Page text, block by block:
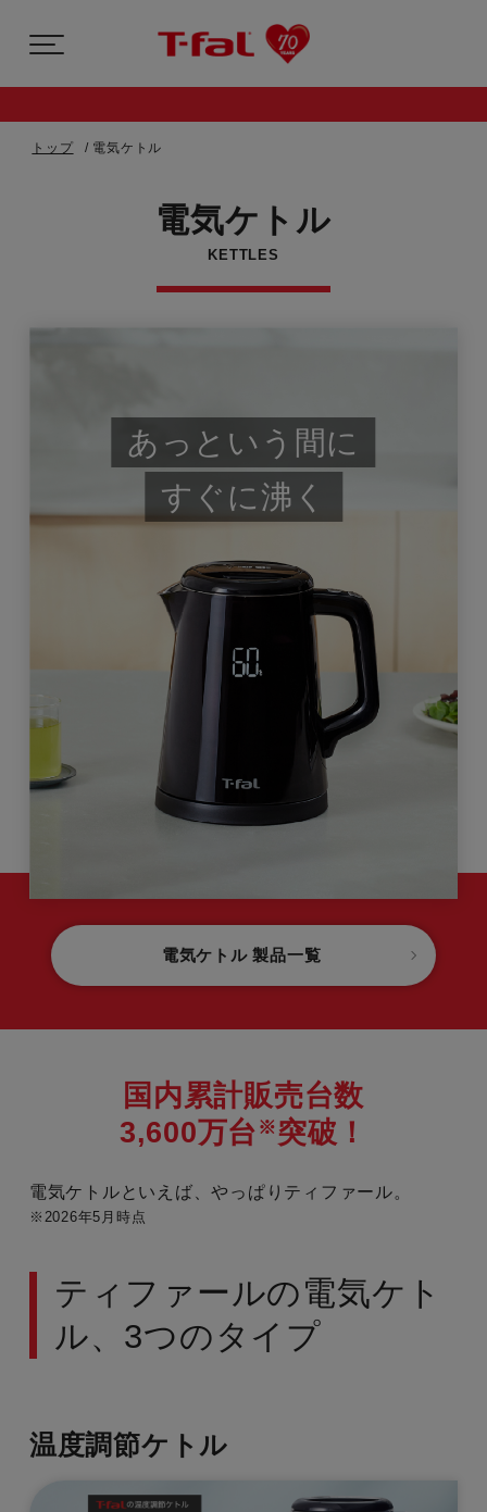
トップ 電気ケトル
電気ケトル
KETTLES
あっという間に
すぐに沸く
電気ケトル 製品一覧
国内累計販売台数
3,600万台 ※突破！
電気ケトルといえば、やっぱりティファール。
※2026年5月時点
ティファールの電気ケト
ル、3つのタイプ
温度調節ケトル